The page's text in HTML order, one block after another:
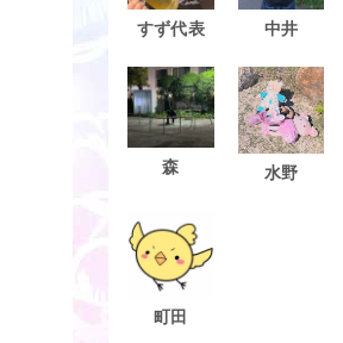
すず代表 中井
森 水野
町田